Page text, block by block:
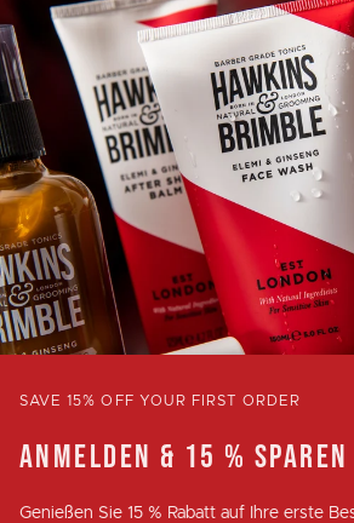
SAVE 15% OFF YOUR FIRST ORDER
ANMELDEN & 15 % SPAREN
Genießen Sie 15 % Rabatt auf Ihre erste